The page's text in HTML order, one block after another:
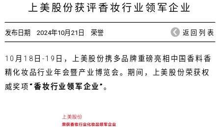
上美股份获评香妆行业领军企业
发布日期 2024年10月21日 荣誉 返回列表
10月18日-19日，上美股份携多品牌重磅亮相中国香料香
精化妆品行业年会暨产业博览会。期间，上美股份荣获权
威奖项 “香妆行业领军企业”。